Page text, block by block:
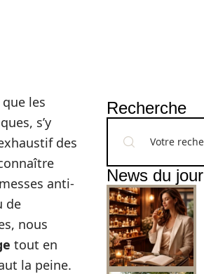
les
s’y
des
anti-
de
nous
tout en
la peine.
Recherche
News du jour